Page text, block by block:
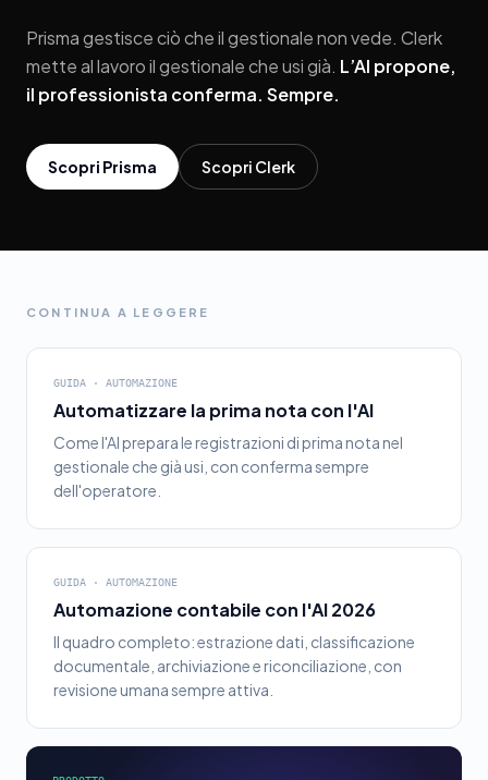
Prisma gestisce ciò che il gestionale non vede. Clerk
mette al lavoro il gestionale che usi già. L’AI propone,
il professionista conferma. Sempre.
Scopri Prisma Scopri Clerk
CONTINUA A LEGGERE
GUIDA · AUTOMAZIONE
Automatizzare la prima nota con l'AI
Come l'AI prepara le registrazioni di prima nota nel
gestionale che già usi, con conferma sempre
dell'operatore.
GUIDA · AUTOMAZIONE
Automazione contabile con l'AI 2026
Il quadro completo: estrazione dati, classificazione
documentale, archiviazione e riconciliazione, con
revisione umana sempre attiva.